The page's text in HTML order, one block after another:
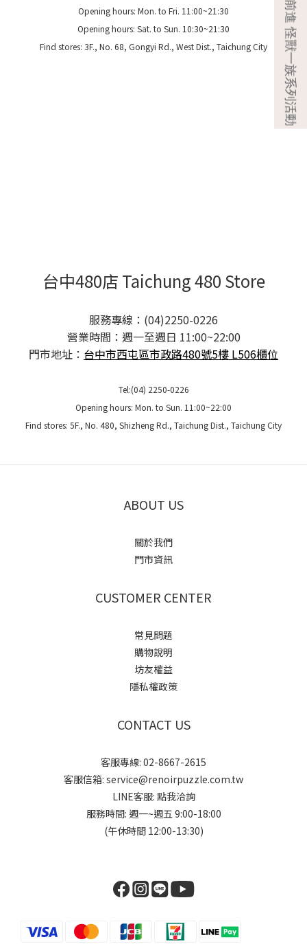
Opening hours: Mon. to Fri. 11:00~21:30
Opening hours: Sat. to Sun. 10:30~21:30
Find stores: 3F., No. 68, Gongyi Rd., West Dist., Taichung City
台中480店 Taichung 480 Store
服務專線：(04)2250-0226
營業時間：週一至週日 11:00~22:00
門市地址： 台中市西屯區市政路480號5樓 L506櫃位
Tel:(04) 2250-0226
Opening hours: Mon. to Sun. 11:00~22:00
Find stores: 5F., No. 480, Shizheng Rd., Taichung Dist., Taichung City
ABOUT US
關於我們
門市資訊
CUSTOMER CENTER
常見問題
購物說明
坊友權益
隱私權政策
CONTACT US
客服專線: 02-8667-2615
客服信箱: service@renoirpuzzle.com.tw
LINE客服: 點我洽詢
服務時間: 週一~週五 9:00-18:00
(午休時間 12:00-13:30)